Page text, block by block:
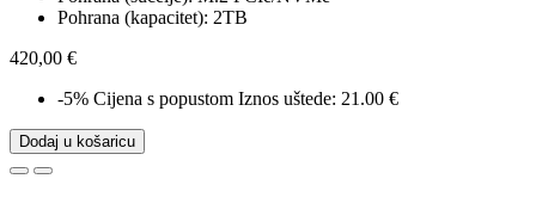
Pohrana (kapacitet): 2TB
420,00 €
-5% Cijena s popustom Iznos uštede: 21.00 €
Dodaj u košaricu